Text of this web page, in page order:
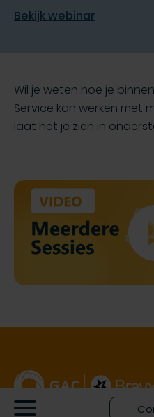
Bekijk webinar
Wil je weten hoe je
Service kan werken met
laat het je zien in